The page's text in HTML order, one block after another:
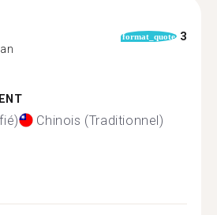
format_quote 3
Chinois (Traditionnel)